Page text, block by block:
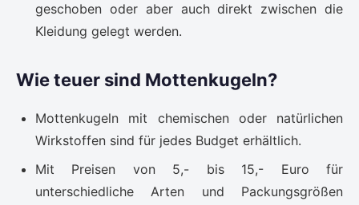
geschoben oder aber auch direkt zwischen die
Kleidung gelegt werden.
Wie teuer sind Mottenkugeln?
Mottenkugeln mit chemischen oder natürlichen
Wirkstoffen sind für jedes Budget erhältlich.
Mit Preisen von 5,- bis 15,- Euro für
unterschiedliche Arten und Packungsgrößen